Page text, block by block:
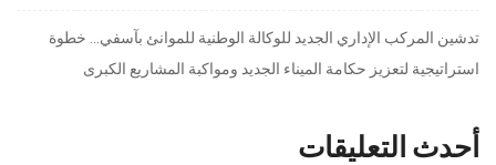
تدشين المركب الإداري الجديد للوكالة الوطنية للموانئ بآسفي… خطوة
استراتيجية لتعزيز حكامة الميناء الجديد ومواكبة المشاريع الكبرى
أحدث التعليقات